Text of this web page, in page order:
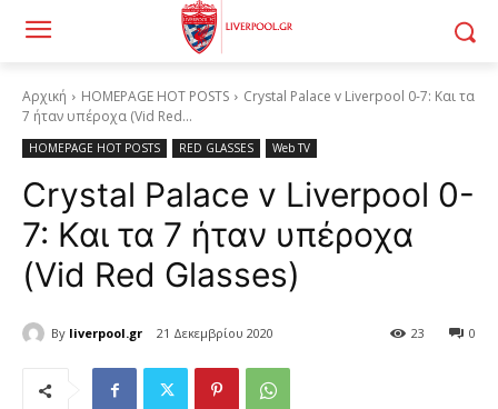
Αρχική HOMEPAGE HOT POSTS
Crystal Palace v Liverpool 0-7: Και τα
7 ήταν υπέροχα (Vid Red...
HOMEPAGE HOT POSTS RED GLASSES Web TV
Crystal Palace v Liverpool 0-
7: Και τα 7 ήταν υπέροχα
(Vid Red Glasses)
By liverpool.gr 21 Δεκεμβρίου 2020 0
23